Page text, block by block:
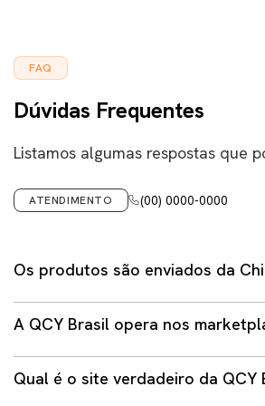
FAQ
Dúvidas Frequentes
Listamos algumas respostas que
ATENDIMENTO (00) 0000-0000
Os produtos são enviados da
internacional em nosso site ou demais
estão armazenados no Brasil, mais
cidade de São Paulo, e todos os envios
A QCY Brasil opera nos
marketplaces brasileiros, como
Qual é o site verdadeiro da QCY